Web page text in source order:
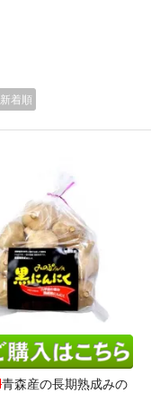
新着順
青森産の長期熟成みの